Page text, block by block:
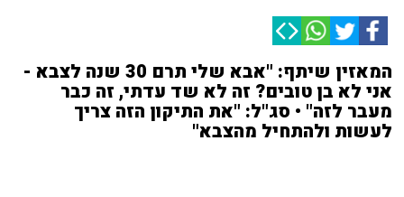
המאזין שיתף: "אבא שלי תרם 30 שנה לצבא -
אני לא בן טובים? זה לא שד עדתי, זה כבר
מעבר לזה" • סג"ל: "את התיקון הזה צריך
לעשות ולהתחיל מהצבא"